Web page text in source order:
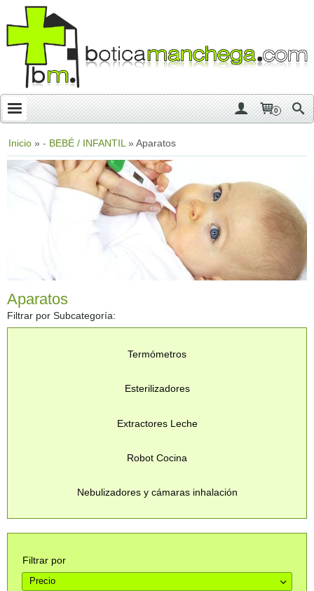
0
Inicio » - BEBÉ / INFANTIL» Aparatos
Aparatos
Filtrar por Subcategoría:
Termómetros
Esterilizadores
Extractores Leche
Robot Cocina
Nebulizadores y cámaras inhalación
Filtrar por
Precio